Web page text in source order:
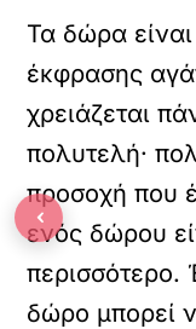
Τα δώρα
έκφρασης
χρειάζεται
πολυτελή·
προσοχή που
ενός δώρου
δώρο μπορεί
‹